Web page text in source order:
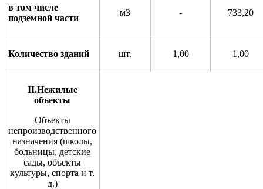
в том числе
подземной части
м3 - 733,20
Количество зданий шт. 1,00 1,00
II.Нежилые
объекты
Объекты
непроизводственного
назначения (школы,
больницы, детские
сады, объекты
культуры, спорта и т.
д.)